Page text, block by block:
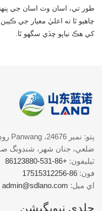
طور تي، اسان وٽ اسان جي
چاھيو ٿا ته اعليٰ معيار جي
کي ھڪ نياپو ڇڏي سگھو ٿا.
ضلعي، جنان شهر، شنڊونگ
ٽيليفون: +86-531-86123880
فون: 86-17515312256
اي ميل: admin@sdlano.com
جلدي نيويگيشن